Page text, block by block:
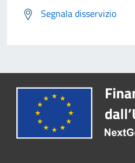
Segnala disservizio